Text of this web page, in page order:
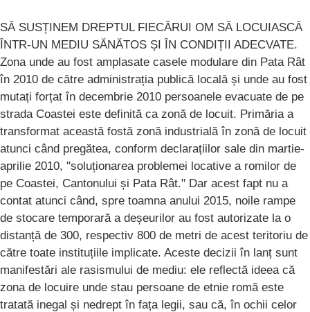
SĂ SUSȚINEM DREPTUL FIECĂRUI OM SĂ LOCUIASCĂ
ÎNTR-UN MEDIU SĂNĂTOS ȘI ÎN CONDIȚII ADECVATE.
Zona unde au fost amplasate casele modulare din Pata Rât
în 2010 de către administrația publică locală și unde au fost
mutați forțat în decembrie 2010 persoanele evacuate de pe
strada Coastei este definită ca zonă de locuit. Primăria a
transformat această fostă zonă industrială în zonă de locuit
atunci când pregătea, conform declarațiilor sale din martie-
aprilie 2010, "soluționarea problemei locative a romilor de
pe Coastei, Cantonului și Pata Rât." Dar acest fapt nu a
contat atunci când, spre toamna anului 2015, noile rampe
de stocare temporară a deșeurilor au fost autorizate la o
distanță de 300, respectiv 800 de metri de acest teritoriu de
către toate instituțiile implicate. Aceste decizii în lanț sunt
manifestări ale rasismului de mediu: ele reflectă ideea că
zona de locuire unde stau persoane de etnie romă este
tratată inegal și nedrept în fața legii, sau că, în ochii celor